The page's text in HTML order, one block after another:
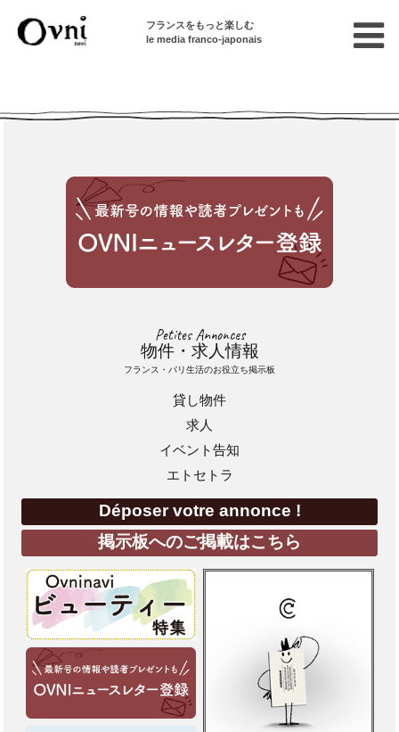
フランスをもっと楽しむ
le media franco-japonais
Petites Annonces
物件・求人情報
フランス・パリ生活のお役立ち掲示板
貸し物件
求人
イベント告知
エトセトラ
Déposer votre annonce !
掲示板へのご掲載はこちら